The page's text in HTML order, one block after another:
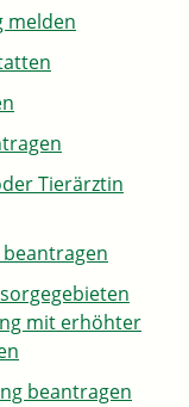
melden
Tierärztin
mit erhöhter
beantragen